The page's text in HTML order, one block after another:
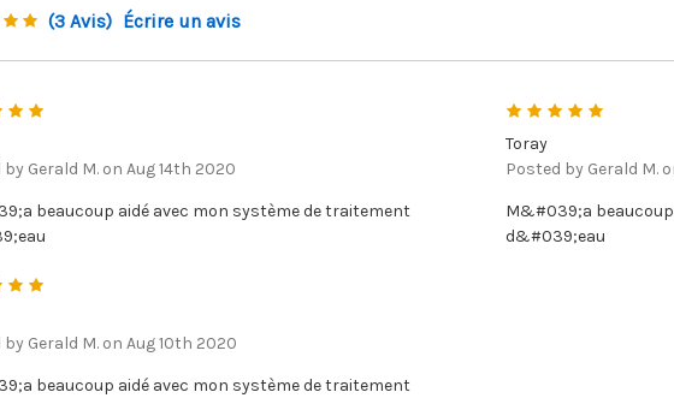
(3 Avis) Écrire un avis
by Gerald M. on Aug 14th 2020
beaucoup aidé avec mon système de traitement
Toray
Posted by Gerald M.
M&#039;a
d&#039;eau
by Gerald M. on Aug 10th 2020
beaucoup aidé avec mon système de traitement